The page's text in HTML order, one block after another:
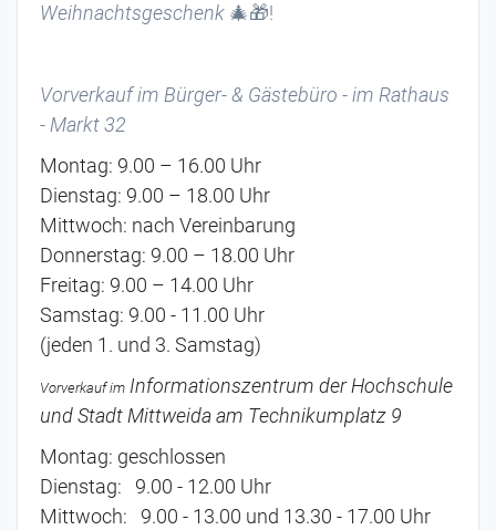
Weihnachtsgeschenk 🎄🎁!
Vorverkauf im Bürger- & Gästebüro - im Rathaus
- Markt 32
Montag: 9.00 – 16.00 Uhr
Dienstag: 9.00 – 18.00 Uhr
Mittwoch: nach Vereinbarung
Donnerstag: 9.00 – 18.00 Uhr
Freitag: 9.00 – 14.00 Uhr
Samstag: 9.00 - 11.00 Uhr
(jeden 1. und 3. Samstag)
Vorverkauf im Informationszentrum der Hochschule
und Stadt Mittweida am Technikumplatz 9
Montag: geschlossen
Dienstag: 9.00 - 12.00 Uhr
Mittwoch: 9.00 - 13.00 und 13.30 - 17.00 Uhr